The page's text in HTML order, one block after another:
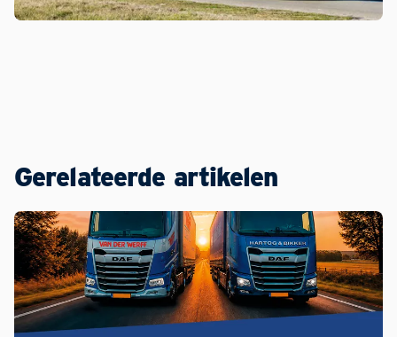
Gerelateerde artikelen